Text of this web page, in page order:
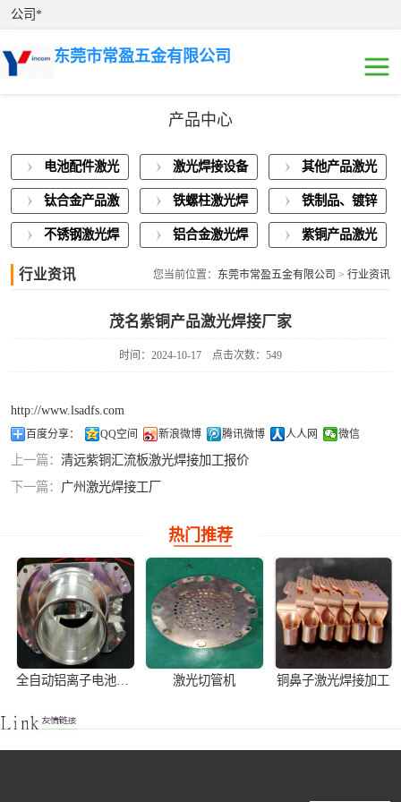
公司*
东莞市常盈五金有限公司
产品中心
电池配件激光
焊接
激光焊接设备
展示
其他产品激光
焊接
钛合金产品激
光焊接
铁螺柱激光焊
接加工
铁制品、镀锌
板激光焊接
不锈钢激光焊
铝合金激光焊
紫铜产品激光
行业资讯 您当前位置： 东莞市常盈五金有限公司 > 行业资讯
茂名紫铜产品激光焊接厂家
时间：2024-10-17 点击次数：549
http://www.lsadfs.com
百度分享： QQ空间 新浪微博 腾讯微博 人人网 微信
上一篇： 清远紫铜汇流板激光焊接加工报价
下一篇： 广州激光焊接工厂
热门推荐
全自动铝离子电池壳激光焊接机 激光切管机 铜鼻子激光焊接加工
接
激光焊接设备展
示
其他产品激光焊
铝合金激光焊接
紫铜产品激光焊